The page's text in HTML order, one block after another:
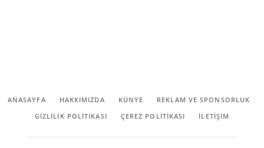
ANASAYFA HAKKIMIZDA KÜNYE
REKLAM VE SPONSORLUK
GIZLILIK POLITIKASI
ÇEREZ POLITIKASI İLETİŞİM